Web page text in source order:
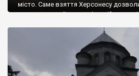
місто. Саме взяття Херсонесу
диктувати свої умови візантійському
Херсонесі Володимир-язичник, став
А потім було Хрещення Русі. На честь